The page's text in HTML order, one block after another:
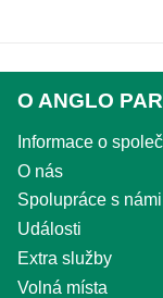
O ANGLO
Informace o
O nás
Spolupráce s námi
Události
Extra služby
Volná místa